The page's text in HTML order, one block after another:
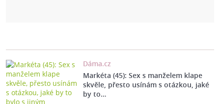
Dáma.cz
Markéta (45): Sex s manželem klape
skvěle, přesto usínám s otázkou, jaké
by to…